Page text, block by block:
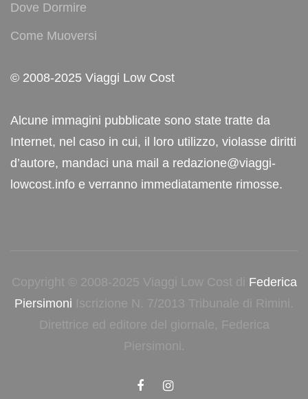
Dove Dormire
Come Muoversi
© 2008-2025 Viaggi Low Cost
Alcune immagini pubblicate sono state tratte da
Internet, nel caso in cui, il loro utilizzo, violasse diritti
d’autore, mandaci una mail a redazione@viaggi-
lowcost.info e verranno immediatamente rimosse.
Copyright © 2008-2025 Viaggi Low Cost di Federica
Piersimoni Iscrizione N. 7/2013 Tribunale di Rimini.
Direttrice ed editore del giornale, Federica
Piersimoni.